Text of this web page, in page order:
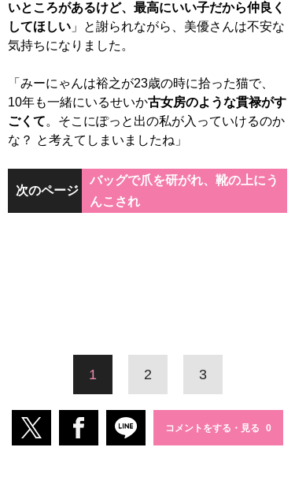
いところがあるけど、最高にいい子だから仲良く
してほしい 」と謝られながら、美優さんは不安な
気持ちになりました。
「みーにゃんは裕之が23歳の時に拾った猫で、
10年も一緒にいるせいか古女房のような貫禄がす
ごくて。そこにぽっと出の私が入っていけるのか
な？ と考えてしまいましたね」
次のページ
バッグで爪を研がれ、靴の上にう
んこされ
1 2 3
コメントをする・見る